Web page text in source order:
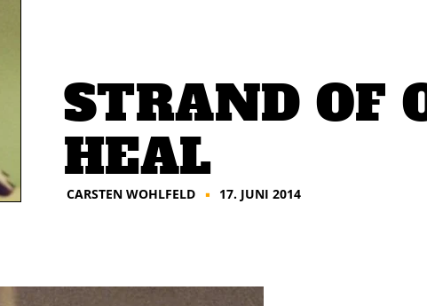
STRAND OF
HEAL
CARSTEN WOHLFELD ■ 17. JUNI 2014